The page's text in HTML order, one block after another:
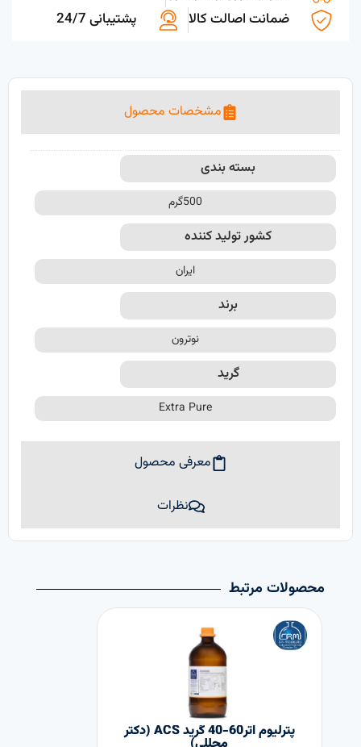
ضمانت اصالت کالا
پشتیبانی 24/7
مشخصات محصول
معرفی محصول
نظرات
بسته بندی
500گرم
کشور تولید کننده
ایران
برند
نوترون
گرید
Extra Pure
محصولات مرتبط
پترلیوم اتر60-40 گرید ACS (دکتر